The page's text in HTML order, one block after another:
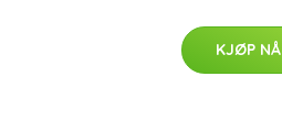
KJØP NÅ